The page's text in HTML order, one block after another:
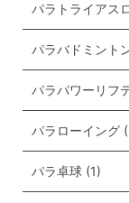
パラトライアス
パラバドミント
パラパワーリフ
パラローイング
パラ卓球 (1)